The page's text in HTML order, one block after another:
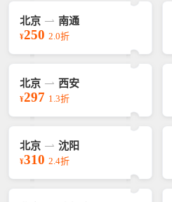
北京 南通
¥250 2.0折
北京 西安
¥297 1.3折
北京 沈阳
¥310 2.4折